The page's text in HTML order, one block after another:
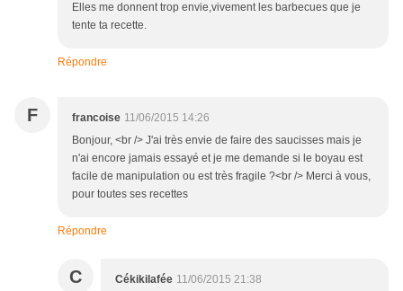
Elles me donnent trop envie,vivement les barbecues que je
tente ta recette.
Répondre
F francoise 11/06/2015 14:26
Bonjour, <br /> J'ai très envie de faire des saucisses mais je
n'ai encore jamais essayé et je me demande si le boyau est
facile de manipulation ou est très fragile ?<br /> Merci à vous,
pour toutes ses recettes
Répondre
C Cékikilafée 11/06/2015 21:38